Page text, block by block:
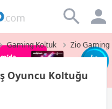
Gaming Koltuk Zio Gaming
Oyuncu Koltuğu